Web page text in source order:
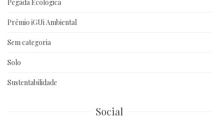
Pegada Ecológica
Prêmio iGUi Ambiental
Sem categoria
Solo
Sustentabilidade
Social